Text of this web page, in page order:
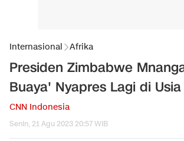
Internasional Afrika
Presiden Zimbabwe
Buaya' Nyapres Lagi di
CNN Indonesia
Senin, 21 Agu 2023 20:57 WIB